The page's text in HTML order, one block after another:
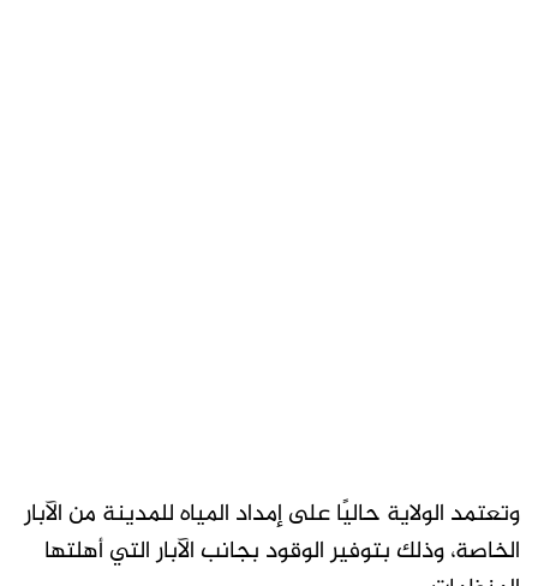
وتعتمد الولاية حاليًا على إمداد المياه للمدينة من الآبار
الخاصة، وذلك بتوفير الوقود بجانب الآبار التي أهلتها